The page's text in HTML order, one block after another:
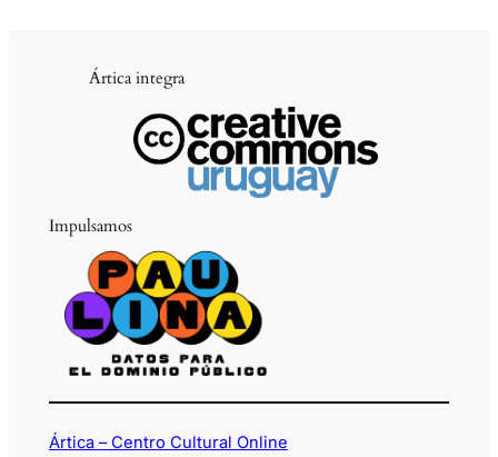
Ártica integra
Impulsamos
Ártica – Centro Cultural Online